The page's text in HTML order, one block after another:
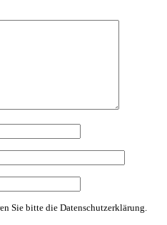
Sie bitte die Datenschutzerklärung.